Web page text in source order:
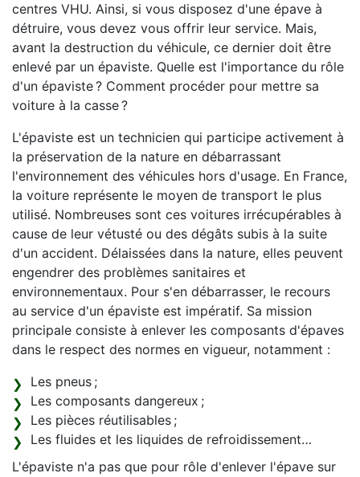
centres VHU. Ainsi, si vous disposez d'une épave à
détruire, vous devez vous offrir leur service. Mais,
avant la destruction du véhicule, ce dernier doit être
enlevé par un épaviste. Quelle est l'importance du rôle
d'un épaviste ? Comment procéder pour mettre sa
voiture à la casse ?
L'épaviste est un technicien qui participe activement à
la préservation de la nature en débarrassant
l'environnement des véhicules hors d'usage. En France,
la voiture représente le moyen de transport le plus
utilisé. Nombreuses sont ces voitures irrécupérables à
cause de leur vétusté ou des dégâts subis à la suite
d'un accident. Délaissées dans la nature, elles peuvent
engendrer des problèmes sanitaires et
environnementaux. Pour s'en débarrasser, le recours
au service d'un épaviste est impératif. Sa mission
principale consiste à enlever les composants d'épaves
dans le respect des normes en vigueur, notamment :
Les pneus ;
Les composants dangereux ;
Les pièces réutilisables ;
Les fluides et les liquides de refroidissement…
L'épaviste n'a pas que pour rôle d'enlever l'épave sur